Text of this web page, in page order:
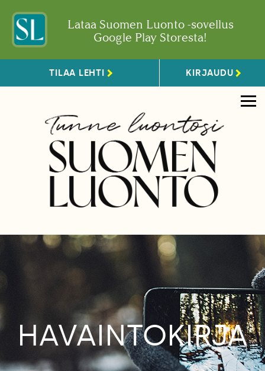
Lataa Suomen Luonto -sovellus
Google Play Storesta!
TILAA LEHTI KIRJAUDU
HAVAINTOKIRJA